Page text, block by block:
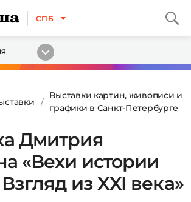
СПБ
Выставки картин, живописи и
графики в Санкт-Петербурге
Дмитрия
«Вехи истории
из XXI века»